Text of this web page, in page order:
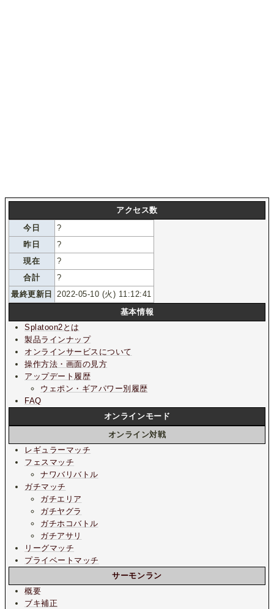
アクセス数
今日
?
昨日
?
現在
?
合計
?
最終更新日
2022-05-10 (火) 11:12:41
基本情報
Splatoon2とは
製品ラインナップ
オンラインサービスについて
操作方法・画面の見方
アップデート履歴
ウェポン・ギアパワー別履歴
FAQ
オンラインモード
オンライン対戦
レギュラーマッチ
フェスマッチ
ナワバリバトル
ガチマッチ
ガチエリア
ガチヤグラ
ガチホコバトル
ガチアサリ
リーグマッチ
プライベートマッチ
サーモンラン
概要
ブキ補正